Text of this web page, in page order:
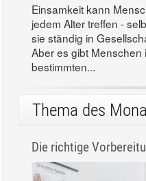
Einsamkeit kann
jedem Alter treffen -
sie ständig in
Aber es gibt Menschen
bestimmten...
Thema des
Die richtige